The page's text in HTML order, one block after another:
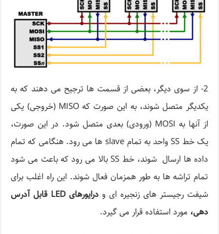
2- از سوی دیگر، بعضی از قسمت ها ترجیح می دهند که به
یکدیگر متصل شوند، به این صورت که MISO (خروجی) یکی
از آنها به MOSI (ورودی) بعدی متصل شود. در این صورت،
یک خط SS واحد به تمام slave ها می رود. هنگامی که تمام
داده ها ارسال شوند، خط SS بالا می رود که باعث می شود
تمام تراشه ها به طور همزمان فعال شوند. این راه اغلب برای
شیفت رجیستر های زنجیره ای و درایورهای LED قابل آدرس
دهی، مورد استفاده قرار می گیرد.